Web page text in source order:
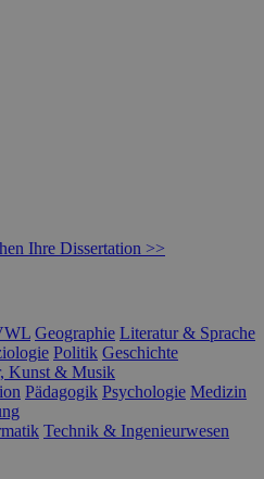
Ihre Dissertation >>
Geographie Literatur & Sprache
Politik Geschichte
Kunst & Musik
Pädagogik Psychologie Medizin
Technik & Ingenieurwesen